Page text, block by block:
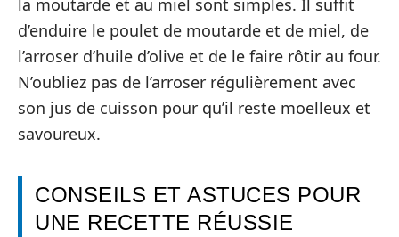
la moutarde et au miel sont simples. Il suffit
d’enduire le poulet de moutarde et de miel, de
l’arroser d’huile d’olive et de le faire rôtir au four.
N’oubliez pas de l’arroser régulièrement avec
son jus de cuisson pour qu’il reste moelleux et
savoureux.
CONSEILS ET ASTUCES POUR
UNE RECETTE RÉUSSIE